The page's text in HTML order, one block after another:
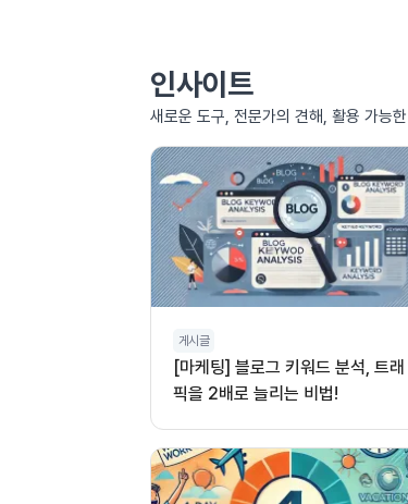
인사이트
새로운 도구, 전문가의 견해, 활용 가능
게시글
[마케팅] 블로그 키워드 분석, 트래
픽을 2배로 늘리는 비법!